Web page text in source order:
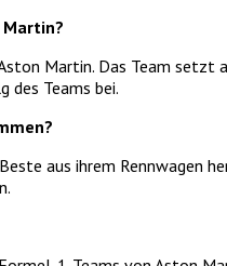
Martin. Das Team
des Teams bei.
aus ihrem Rennwagen